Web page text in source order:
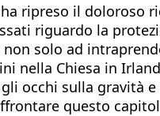
ripreso il doloroso
riguardo la
solo ad
nella Chiesa in
sulla gravità e
questo